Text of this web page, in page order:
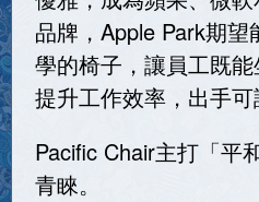
品牌，Apple Park期
學的椅子，讓員工既
提升工作效率，出手可
Pacific Chair主打「平
青睞。